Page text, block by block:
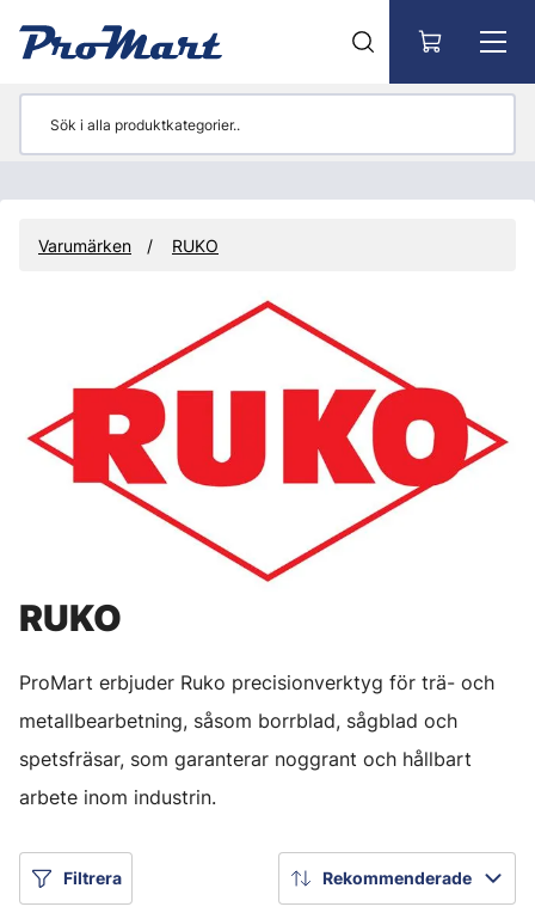
Varumärken RUKO
RUKO
ProMart erbjuder Ruko precisionverktyg för trä- och
metallbearbetning, såsom borrblad, sågblad och
spetsfräsar, som garanterar noggrant och hållbart
arbete inom industrin.
Filtrera Rekommenderade